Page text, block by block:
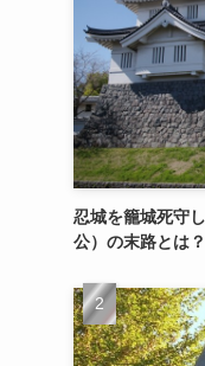
忍城を籠城死守
公）の末路とは